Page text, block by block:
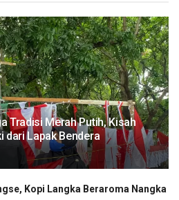
Tradisi Merah Putih, Kisah
dari Lapak Bendera
Kopi Langka Beraroma Nangka